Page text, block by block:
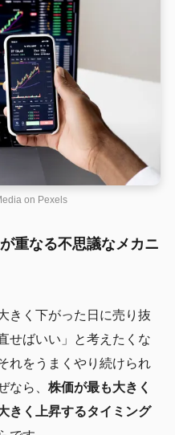
on Pexels
重なる不思議なメカニ
きく下がった日に売り抜
せばいい」と考えたくな
れをうまくやり続けられ
なら、 株価が最も大きく
きく上昇するタイミング